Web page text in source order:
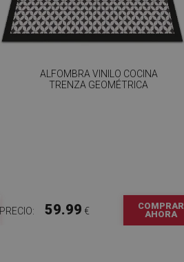
ALFOMBRA VINILO COCINA
TRENZA GEOMÉTRICA
PRECIO: 59.99 €
COMPRAR
AHORA